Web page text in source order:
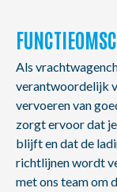
Als
verantwoordelijk
vervoeren van
zorgt ervoor dat
blijft en dat de
richtlijnen wordt
met ons team om